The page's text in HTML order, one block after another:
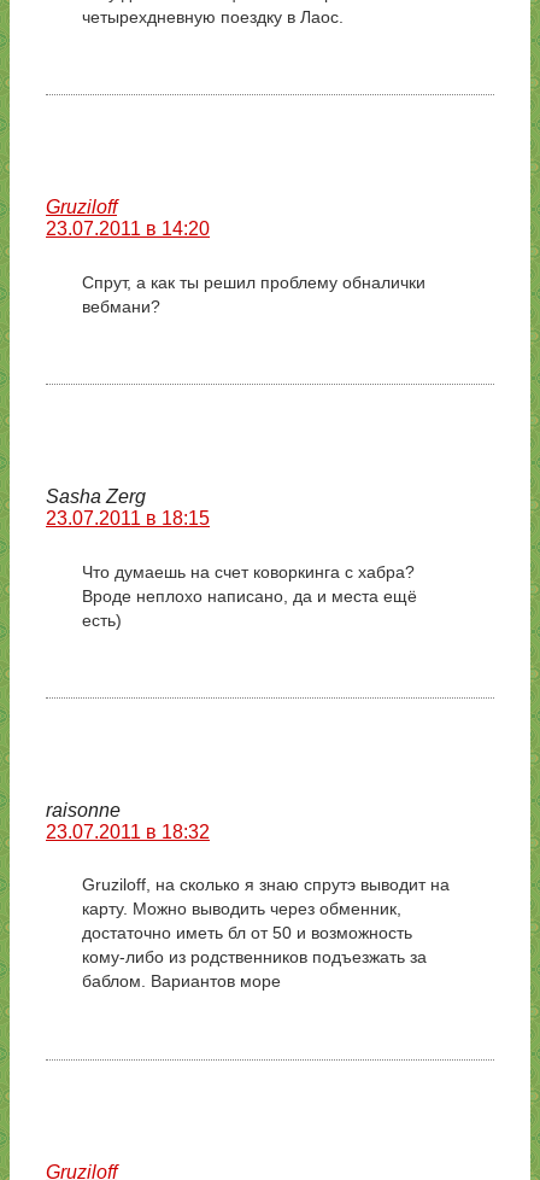
четырехдневную поездку в Лаос.
Gruziloff
23.07.2011 в 14:20
Спрут, а как ты решил проблему обналички
вебмани?
Sasha Zerg
23.07.2011 в 18:15
Что думаешь на счет коворкинга с хабра?
Вроде неплохо написано, да и места ещё
есть)
raisonne
23.07.2011 в 18:32
Gruziloff, на сколько я знаю спрутэ выводит на
карту. Можно выводить через обменник,
достаточно иметь бл от 50 и возможность
кому-либо из родственников подъезжать за
баблом. Вариантов море
Gruziloff